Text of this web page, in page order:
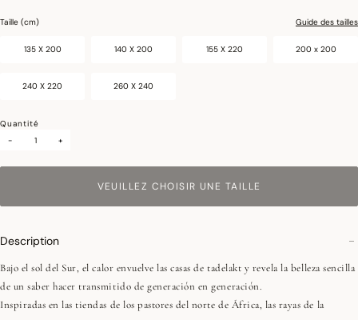
Taille (cm) Guide des tailles
135 X 200 140 X 200 155 X 220 200 x 200
240 X 220 260 X 240
Quantité
-
+
VEUILLEZ CHOISIR UNE TAILLE
Description
Bajo el sol del Sur, el calor envuelve las casas de tadelakt y revela la belleza sencilla
de un saber hacer transmitido de generación en generación.
Inspiradas en las tiendas de los pastores del norte de África, las rayas de la